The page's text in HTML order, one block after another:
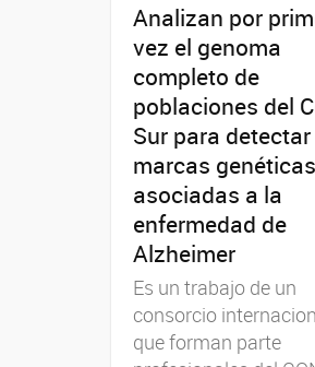
Analizan por
vez el genoma
completo de
poblaciones del
Sur para
marcas genéticas
asociadas a la
enfermedad de
Alzheimer
Es un trabajo de un
consorcio
que forman parte